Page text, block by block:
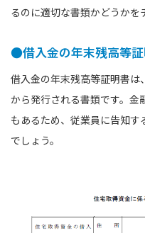
るのに適切な書類かどうかを
●借入金の年末残高等
借入金の年末残高等証明書は
から発行される書類です。金
もあるため、従業員に告知
でしょう。